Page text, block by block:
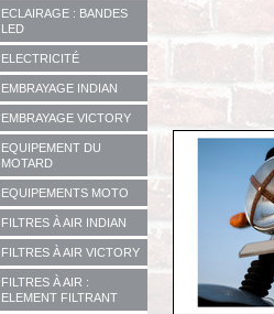
ECLAIRAGE : BANDES
LED
ELECTRICITÉ
EMBRAYAGE INDIAN
EMBRAYAGE VICTORY
EQUIPEMENT DU
MOTARD
EQUIPEMENTS MOTO
FILTRES À AIR INDIAN
FILTRES À AIR VICTORY
FILTRES À AIR :
ELEMENT FILTRANT